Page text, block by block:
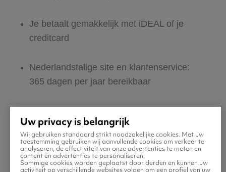
Je betaalt gemakkelijk met iDEAL of je
creditcard
Nederlandstalige site en klantenservice:
365 dagen per jaar bereikbaar
Boek ook direct een hotel of huurauto voor
in Brussel
Uw privacy is belangrijk
Wij gebruiken standaard strikt noodzakelijke cookies. Met uw
toestemming gebruiken wij aanvullende cookies om verkeer te
analyseren, de effectiviteit van onze advertenties te meten en
content en advertenties te personaliseren.
Sommige cookies worden geplaatst door derden en kunnen uw
activiteit op verschillende websites volgen om een profiel van uw